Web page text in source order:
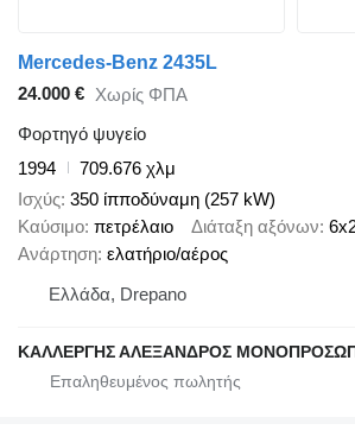
Mercedes-Benz 2435L
24.000 € Χωρίς ΦΠΑ
Φορτηγό ψυγείο
1994
709.676 χλμ
Ισχύς 350 ίπποδύναμη (257 kW)
Καύσιμο πετρέλαιο Διάταξη αξόνων
Ανάρτηση ελατήριο/αέρος
Ελλάδα, Drepano
ΚΑΛΛΕΡΓΗΣ ΑΛΕΞΑΝΔΡΟΣ